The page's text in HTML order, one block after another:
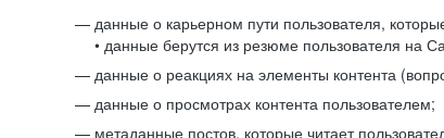
данные о карьерном пути пользователя,
• данные берутся из резюме пользователя на
данные о реакциях на элементы контента
данные о просмотрах контента пользователем;
метаданные постов, которые читает